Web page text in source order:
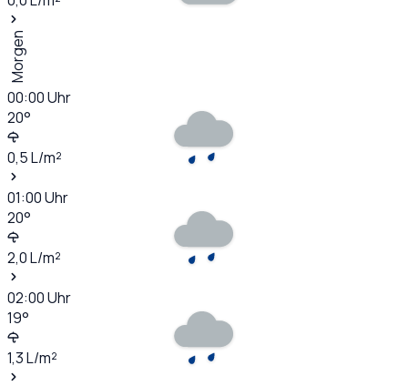
Morgen
00:00Uhr
20°
0,5L/m²
01:00Uhr
20°
2,0L/m²
02:00Uhr
19°
1,3L/m²